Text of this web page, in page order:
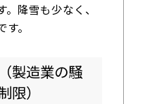
降雪も少なく、
。
製造業の騒
限）